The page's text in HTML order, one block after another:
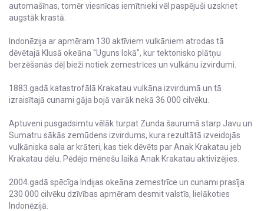
automašīnas, tomēr viesnīcas iemītnieki vēl paspējuši uzskriet
augstāk krastā.
Indonēzija ar apmēram 130 aktīviem vulkāniem atrodas tā
dēvētajā Klusā okeāna "Uguns lokā", kur tektonisko plātņu
berzēšanās dēļ bieži notiek zemestrīces un vulkānu izvirdumi.
1883.gadā katastrofālā Krakatau vulkāna izvirdumā un tā
izraisītajā cunami gāja bojā vairāk nekā 36 000 cilvēku.
Aptuveni pusgadsimtu vēlāk turpat Zunda šaurumā starp Javu un
Sumatru sākās zemūdens izvirdums, kura rezultātā izveidojās
vulkāniska sala ar krāteri, kas tiek dēvēts par Anak Krakatau jeb
Krakatau dēlu. Pēdējo mēnešu laikā Anak Krakatau aktivizējies.
2004.gadā spēcīga Indijas okeāna zemestrīce un cunami prasīja
230 000 cilvēku dzīvības apmēram desmit valstīs, lielākoties
Indonēzijā.